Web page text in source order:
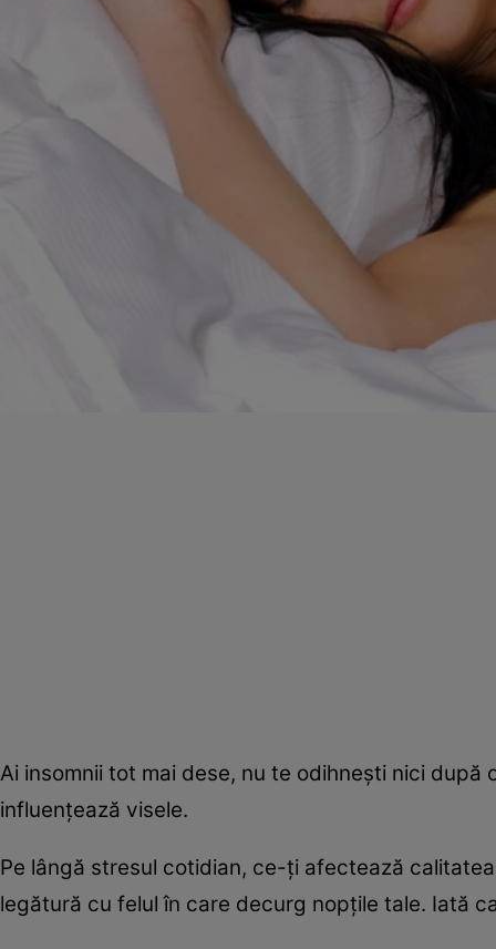
Ai insomnii tot mai dese, nu te odihneşti nici
influenţează visele.
Pe lângă stresul cotidian, ce-ţi afectează
legătură cu felul în care decurg nopţile tale. Iată